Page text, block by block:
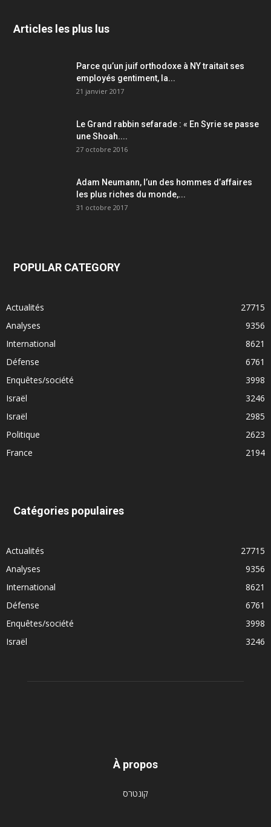
Articles les plus lus
Parce qu’un juif orthodoxe à NY traitait ses
employés gentiment, la...
21 janvier 2017
Le Grand rabbin sefarade : « En Syrie se passe
une Shoah....
27 octobre 2016
Adam Neumann, l’un des hommes d’affaires
les plus riches du monde,...
31 octobre 2017
POPULAR CATEGORY
Actualités
27715
Analyses
9356
International
8621
Défense
6761
Enquêtes/société
3998
Israël
3246
Israël
2985
Politique
2623
France
2194
Catégories populaires
Actualités
27715
Analyses
9356
International
8621
Défense
6761
Enquêtes/société
3998
Israël
3246
À propos
קונטרס